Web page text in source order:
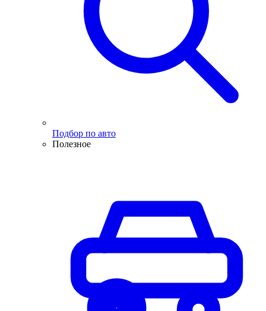
Подбор по авто
Полезное